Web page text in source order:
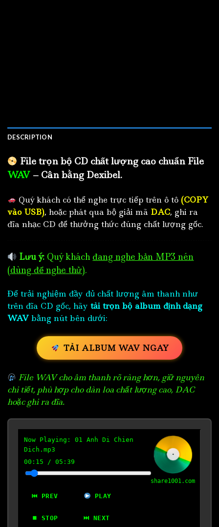
DESCRIPTION
File trọn bộ CD chất lượng cao chuẩn File
WAV – Cân bằng Dexibel.
Quý khách có thể nghe trực tiếp trên ô tô (COPY
vào USB), hoặc phát qua bộ giải mã DAC, ghi ra
đĩa nhạc CD để thưởng thức đúng chất lượng gốc.
Lưu ý: Quý khách đang nghe bản MP3 nén
(dùng để nghe thử).
Để trải nghiệm đầy đủ chất lượng âm thanh như
trên đĩa CD gốc, hãy tải trọn bộ album định dạng
WAV bằng nút bên dưới:
TẢI ALBUM WAV NGAY
File WAV cho âm thanh rõ ràng hơn, giữ nguyên
chi tiết, phù hợp cho dàn loa chất lượng cao, DAC
hoặc ghi ra đĩa.
Now Playing: 01 Anh Di Chien
Dich.mp3
00:16 / 05:39
⏮ PREV PLAY
⏹ STOP ⏭ NEXT
share1001.com